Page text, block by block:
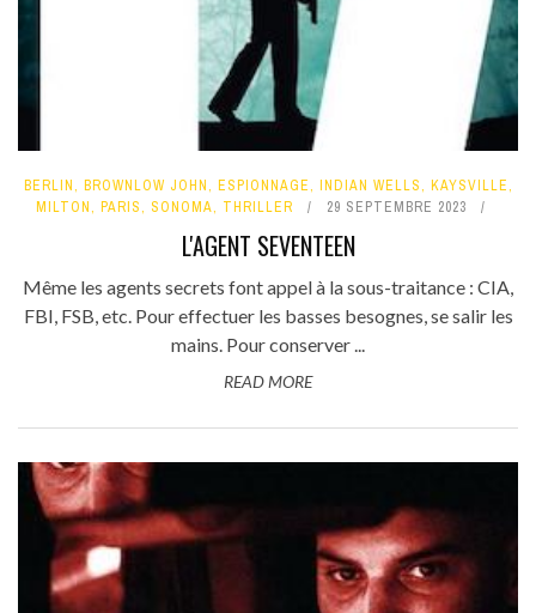
BERLIN, BROWNLOW JOHN, ESPIONNAGE, INDIAN WELLS, KAYSVILLE,
MILTON, PARIS, SONOMA, THRILLER 29 SEPTEMBRE 2023
L'AGENT SEVENTEEN
Même les agents secrets font appel à la sous-traitance : CIA,
FBI, FSB, etc. Pour effectuer les basses besognes, se salir les
mains. Pour conserver ...
READ MORE